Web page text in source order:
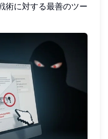
術に対する最善のツー